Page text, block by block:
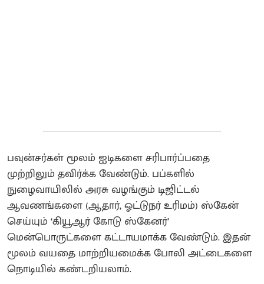
பவுன்சர்கள் மூலம் ஐடிகளை சரிபார்ப்பதை
முற்றிலும் தவிர்க்க வேண்டும். பப்களில்
நுழைவாயிலில் அரசு வழங்கும் டிஜிட்டல்
ஆவணங்களை (ஆதார், ஓட்டுநர் உரிமம்) ஸ்கேன்
செய்யும் ‘கியூஆர் கோடு ஸ்கேனர்’
மென்பொருட்களை கட்டாயமாக்க வேண்டும். இதன்
மூலம் வயதை மாற்றியமைக்க போலி அட்டைகளை
நொடியில் கண்டறியலாம்.